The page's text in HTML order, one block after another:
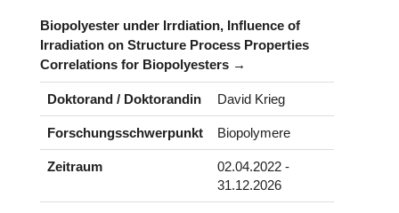
Biopolyester under Irrdiation, Influence of
Irradiation on Structure Process Properties
Correlations for Biopolyesters
Doktorand / Doktorandin David Krieg
Forschungsschwerpunkt Biopolymere
Zeitraum
02.04.2022 -
31.12.2026